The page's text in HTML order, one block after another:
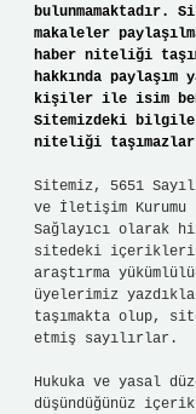
bulunmamaktadır.
makaleler
haber niteliği
hakkında paylaşım
kişiler ile isim
Sitemizdeki
niteliği
Sitemiz, 5651
ve İletişim Kurumu
Sağlayıcı olarak
sitedeki içerikleri
araştırma
üyelerimiz
taşımakta olup,
etmiş sayılırlar.
Hukuka ve yasal
düşündüğünüz